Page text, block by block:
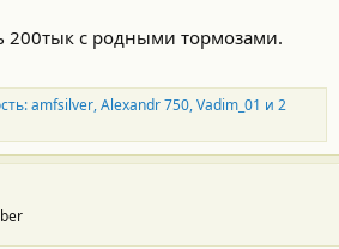
200тык с родными тормозами.
amfsilver,Alexandr 750,Vadim_01 и 2